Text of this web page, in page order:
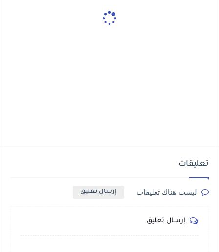
تعليقات
ليست هناك تعليقات إرسال تعليق
إرسال تعليق